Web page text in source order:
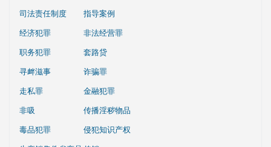
司法责任制度
指导案例
经济犯罪
非法经营罪
职务犯罪
套路贷
寻衅滋事
诈骗罪
走私罪
金融犯罪
非吸
传播淫秽物品
毒品犯罪
侵犯知识产权